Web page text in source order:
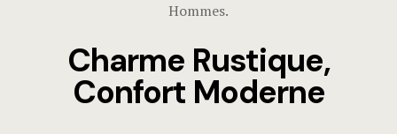
Hommes.
Charme Rustique,
Confort Moderne